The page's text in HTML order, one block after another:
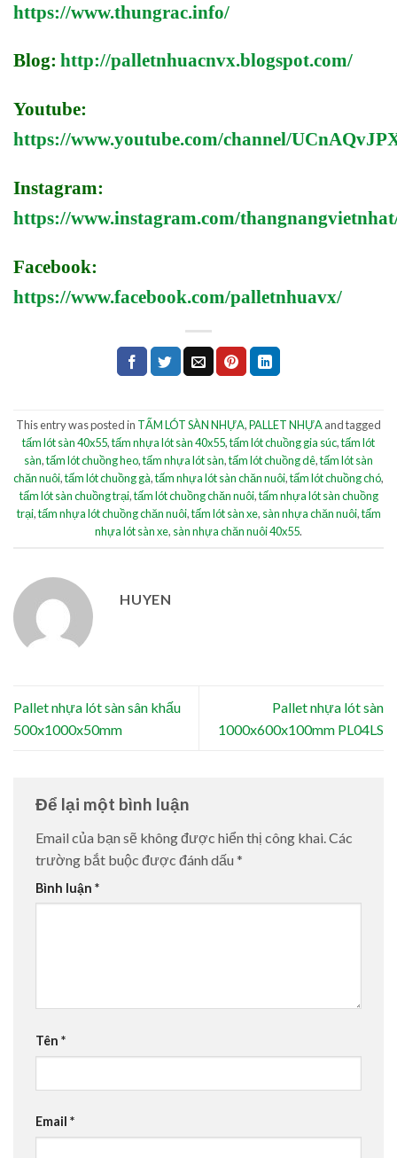
https://www.thungrac.info/
Blog: http://palletnhuacnvx.blogspot.com/
Youtube:
https://www.youtube.com/channel/
Instagram:
https://www.instagram.com/
Facebook:
https://www.facebook.com/palletnhuavx/
This entry was posted in TẤM LÓT SÀN NHỰA,PALLET NHỰAand tagged
tấm lót sàn 40x55,tấm nhựa lót sàn 40x55,tấm lót chuồng gia súc,tấm lót
sàn,tấm lót chuồng heo,tấm nhựa lót sàn,tấm lót chuồng dê,tấm lót sàn
chăn nuôi,tấm lót chuồng gà,tấm nhựa lót sàn chăn nuôi,tấm lót chuồng chó,
tấm lót sàn chuồng trại,tấm lót chuồng chăn nuôi,tấm nhựa lót sàn chuồng
trại,tấm nhựa lót chuồng chăn nuôi,tấm lót sàn xe, sàn nhựa chăn nuôi,tấm
nhựa lót sàn xe, sàn nhựa chăn nuôi 40x55.
HUYEN
Pallet nhựa lót sàn sân khấu
500x1000x50mm
Pallet nhựa lót sàn
1000x600x100mm PL04LS
Để lại một bình luận
Email của bạn sẽ không được hiển thị công khai. Các
trường bắt buộc được đánh dấu *
Bình luận *
Tên *
Email *